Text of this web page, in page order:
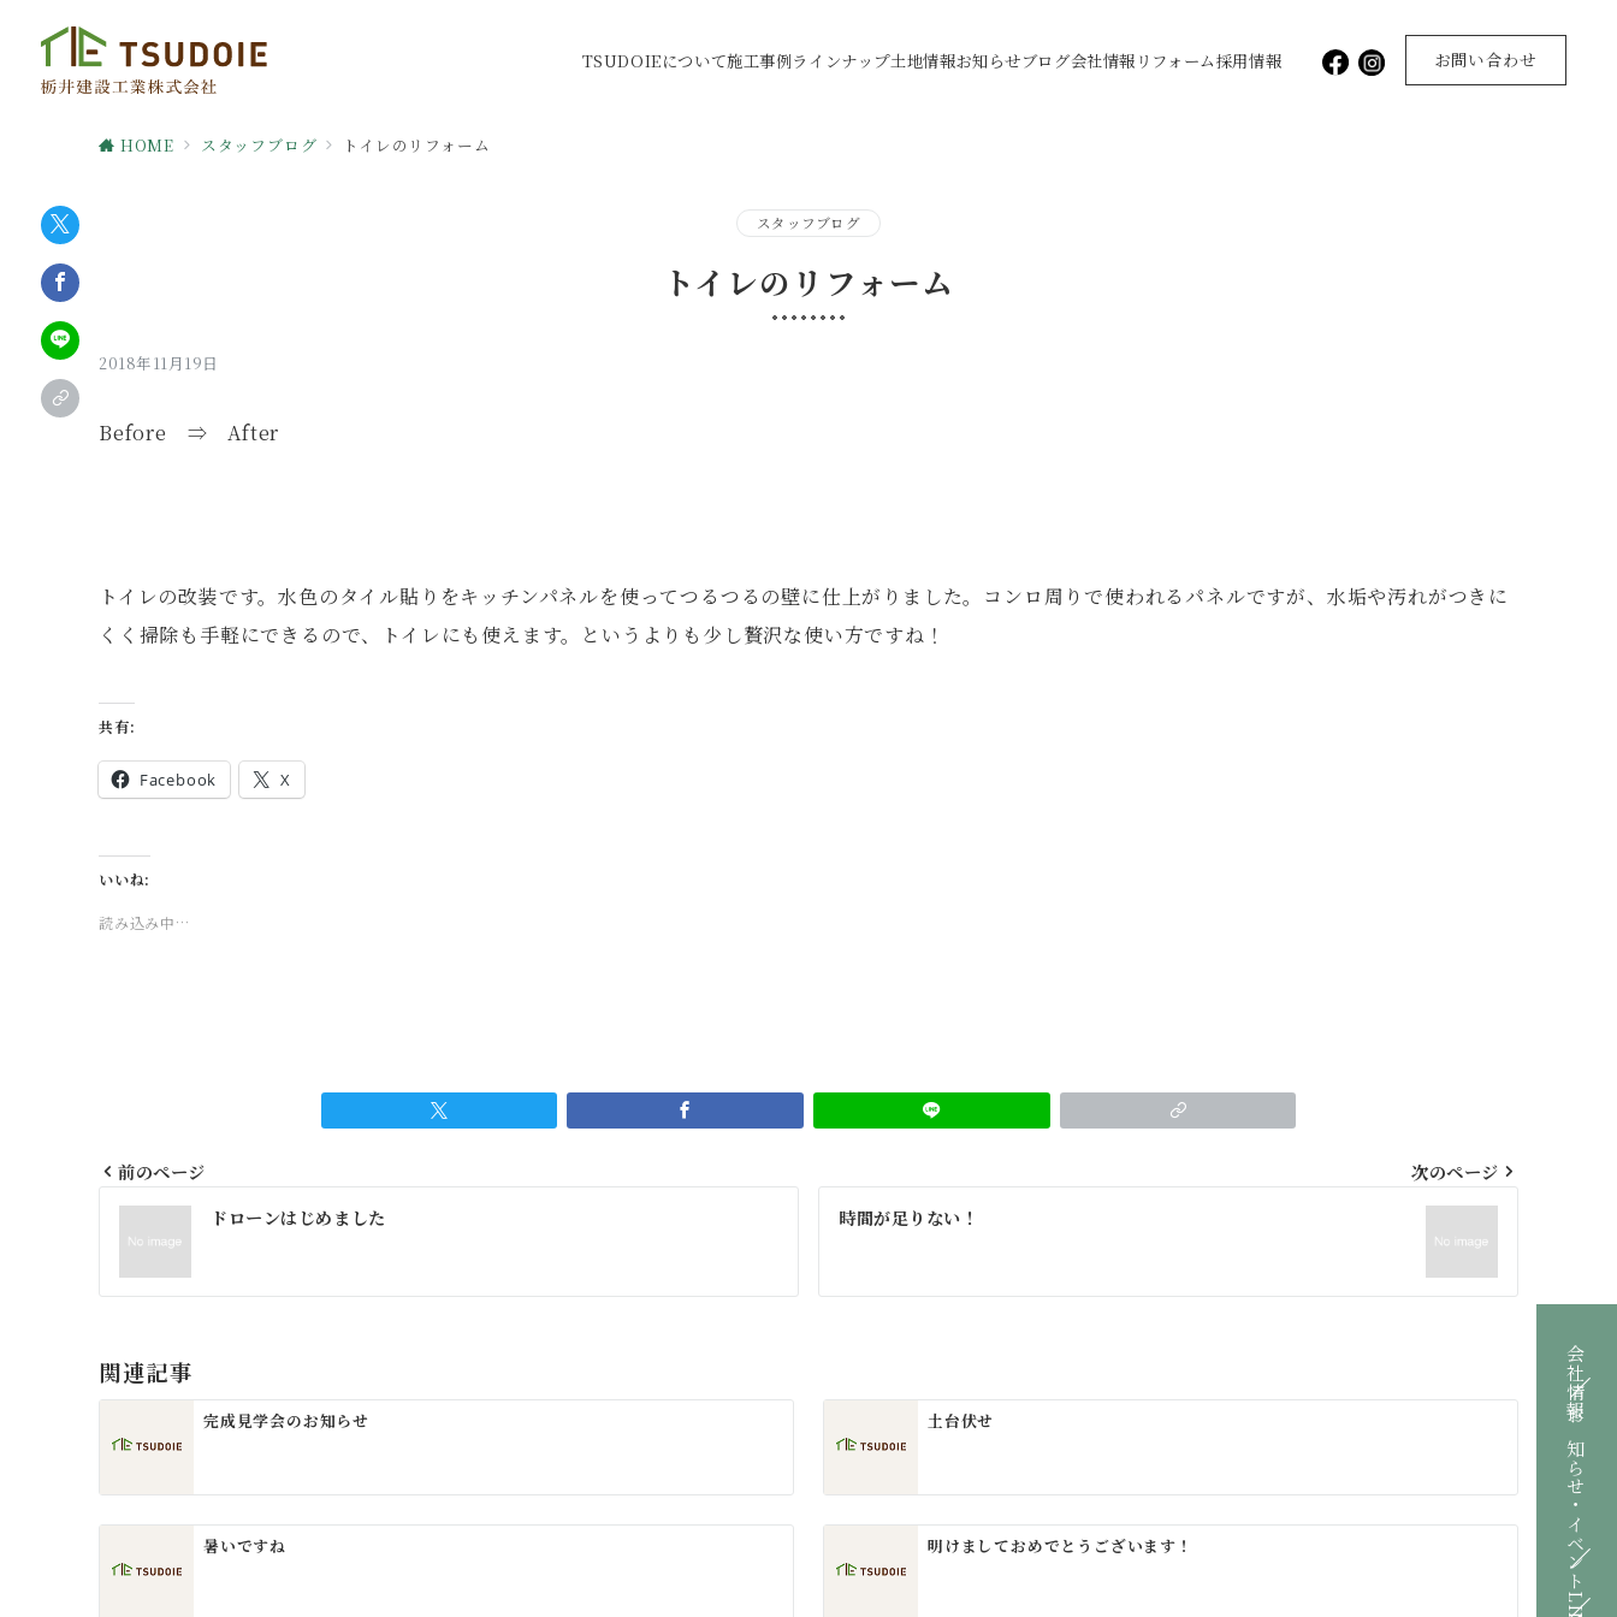
TSUDOIEについて施工事例ラインナップ土地情報お知らせブログ会社情報 リフォーム採用情報 お問い合わせ
HOME スタッフブログ トイレのリフォーム
スタッフブログ
トイレのリフォーム
2018年11月19日
Before ⇒ After
トイレの改装です。水色のタイル貼りをキッチンパネルを使ってつるつるの壁に仕上がりました。コンロ周りで使われるパネルですが、水垢や汚れがつきに
くく掃除も手軽にできるので、トイレにも使えます。というよりも少し贅沢な使い方ですね！
共有:
Facebook X
いいね:
読み込み中…
投
ナ
ゲ
ー
シ
ョ
ン
前のページ
ドローンはじめました
次のページ
時間が足りない！
関連記事
完成見学会のお知らせ 土台伏せ
暑いですね 明けましておめでとうございます！
会社情報
お知らせ・イベント